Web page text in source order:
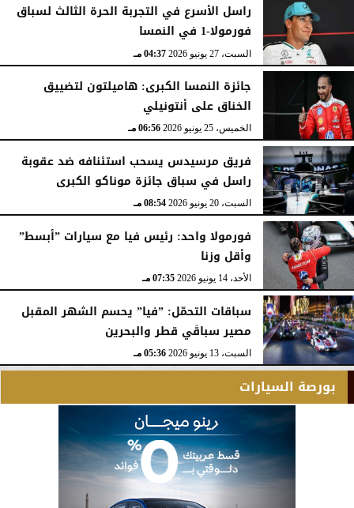
راسل الأسرع في التجربة الحرة الثالث لسباق
فورمولا-1 في النمسا
السبت، 27 يونيو 2026 04:37 مـ
جائزة النمسا الكبرى: هاميلتون لتضييق
الخناق على أنتونيلي
الخميس، 25 يونيو 2026 06:56 مـ
فريق مرسيدس يسحب استئنافه ضد عقوبة
راسل في سباق جائزة موناكو الكبرى
السبت، 20 يونيو 2026 08:54 مـ
فورمولا واحد: رئيس فيا مع سيارات ”أبسط”
وأقل وزنا
الأحد، 14 يونيو 2026 07:35 مـ
سباقات التحمّل: ”فيا” يحسم الشهر المقبل
مصير سباقَي قطر والبحرين
السبت، 13 يونيو 2026 05:36 مـ
بورصة السيارات